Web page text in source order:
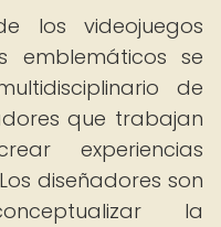
los videojuegos
emblemáticos se
de
que trabajan
experiencias
diseñadores son
la